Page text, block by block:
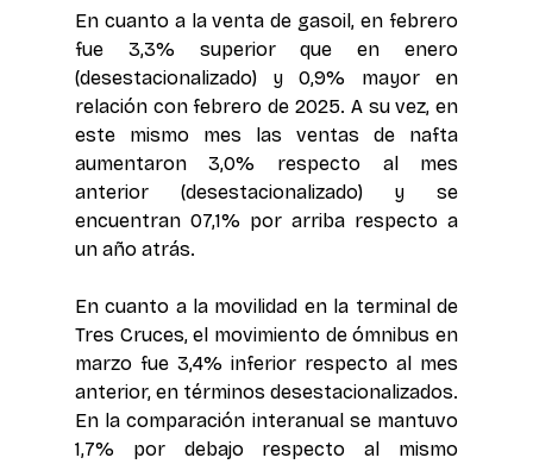
En cuanto a la venta de gasoil, en febrero
fue 3,3% superior que en enero
(desestacionalizado) y 0,9% mayor en
relación con febrero de 2025. A su vez, en
este mismo mes las ventas de nafta
aumentaron 3,0% respecto al mes
anterior (desestacionalizado) y se
encuentran 07,1% por arriba respecto a
un año atrás.
En cuanto a la movilidad en la terminal de
Tres Cruces, el movimiento de ómnibus en
marzo fue 3,4% inferior respecto al mes
anterior, en términos desestacionalizados.
En la comparación interanual se mantuvo
1,7% por debajo respecto al mismo